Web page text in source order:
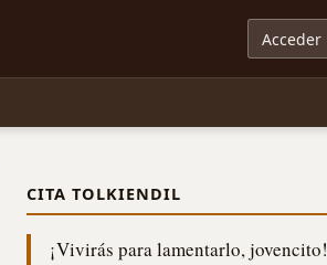
Acceder
CITA TOLKIENDIL
¡Vivirás para lamentarlo, jovencito!